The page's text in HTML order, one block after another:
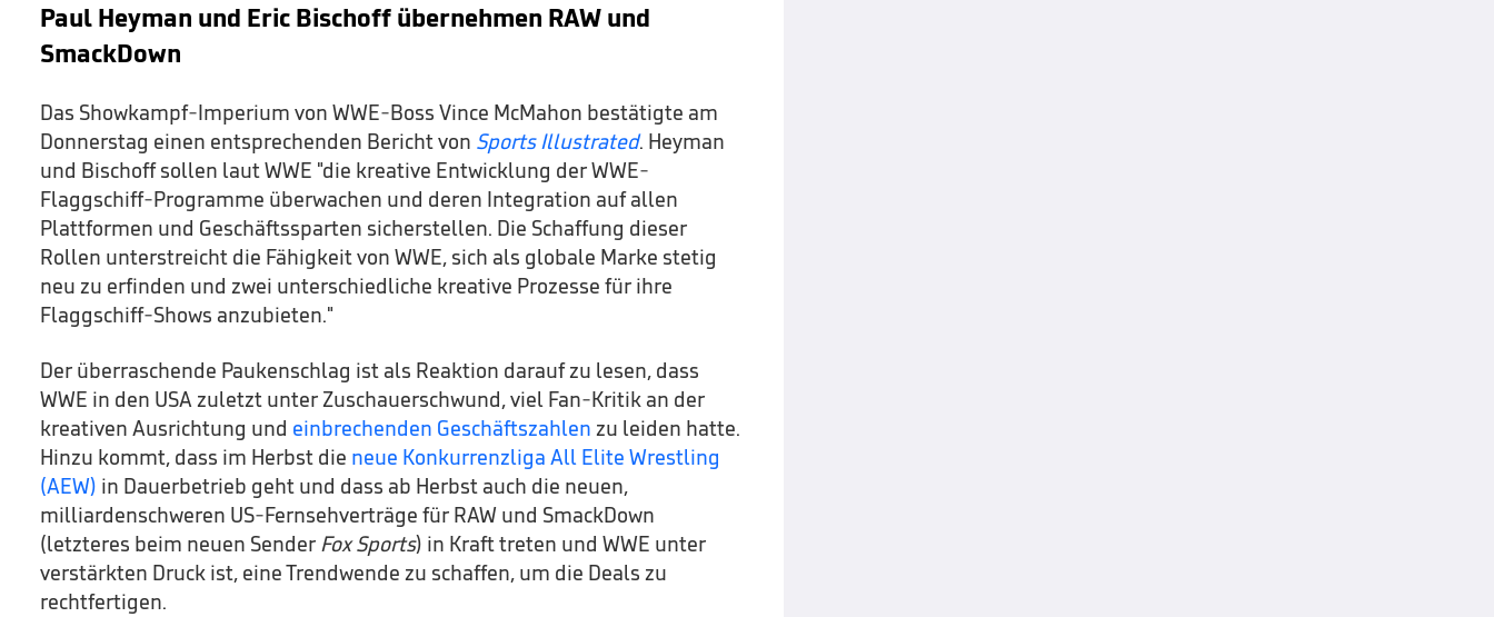
Paul Heyman und Eric Bischoff übernehmen RAW und
SmackDown
Das Showkampf-Imperium von WWE-Boss Vince McMahon bestätigte am
Donnerstag einen entsprechenden Bericht von Sports Illustrated. Heyman
und Bischoff sollen laut WWE "die kreative Entwicklung der WWE-
Flaggschiff-Programme überwachen und deren Integration auf allen
Plattformen und Geschäftssparten sicherstellen. Die Schaffung dieser
Rollen unterstreicht die Fähigkeit von WWE, sich als globale Marke stetig
neu zu erfinden und zwei unterschiedliche kreative Prozesse für ihre
Flaggschiff-Shows anzubieten."
Der überraschende Paukenschlag ist als Reaktion darauf zu lesen, dass
WWE in den USA zuletzt unter Zuschauerschwund, viel Fan-Kritik an der
kreativen Ausrichtung und einbrechenden Geschäftszahlen zu leiden hatte.
Hinzu kommt, dass im Herbst die neue Konkurrenzliga All Elite Wrestling
(AEW) in Dauerbetrieb geht und dass ab Herbst auch die neuen,
milliardenschweren US-Fernsehverträge für RAW und SmackDown
(letzteres beim neuen Sender Fox Sports) in Kraft treten und WWE unter
verstärkten Druck ist, eine Trendwende zu schaffen, um die Deals zu
rechtfertigen.